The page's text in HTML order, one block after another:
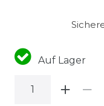
Auf Lager